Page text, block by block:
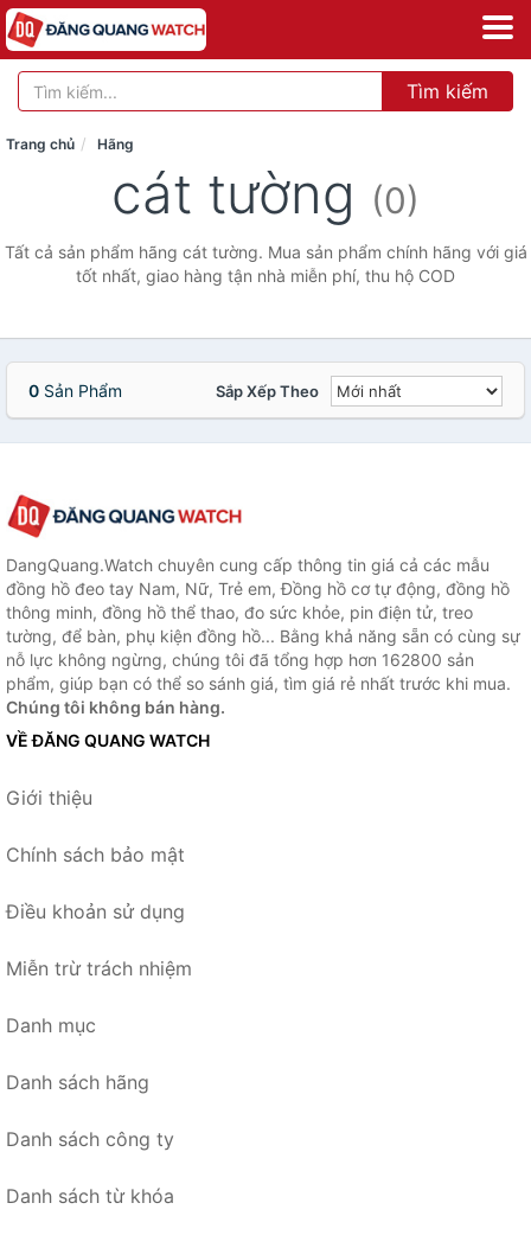
Tìm kiếm
Trang chủ Hãng
cát tường (0)
Tất cả sản phẩm hãng cát tường. Mua sản phẩm chính hãng với giá
tốt nhất, giao hàng tận nhà miễn phí, thu hộ COD
0 Sản Phẩm Sắp Xếp Theo
DangQuang.Watch chuyên cung cấp thông tin giá cả các mẫu
đồng hồ đeo tay Nam, Nữ, Trẻ em, Đồng hồ cơ tự động, đồng hồ
thông minh, đồng hồ thể thao, đo sức khỏe, pin điện tử, treo
tường, để bàn, phụ kiện đồng hồ... Bằng khả năng sẵn có cùng sự
nỗ lực không ngừng, chúng tôi đã tổng hợp hơn 162800 sản
phẩm, giúp bạn có thể so sánh giá, tìm giá rẻ nhất trước khi mua.
Chúng tôi không bán hàng.
VỀ ĐĂNG QUANG WATCH
Giới thiệu
Chính sách bảo mật
Điều khoản sử dụng
Miễn trừ trách nhiệm
Danh mục
Danh sách hãng
Danh sách công ty
Danh sách từ khóa